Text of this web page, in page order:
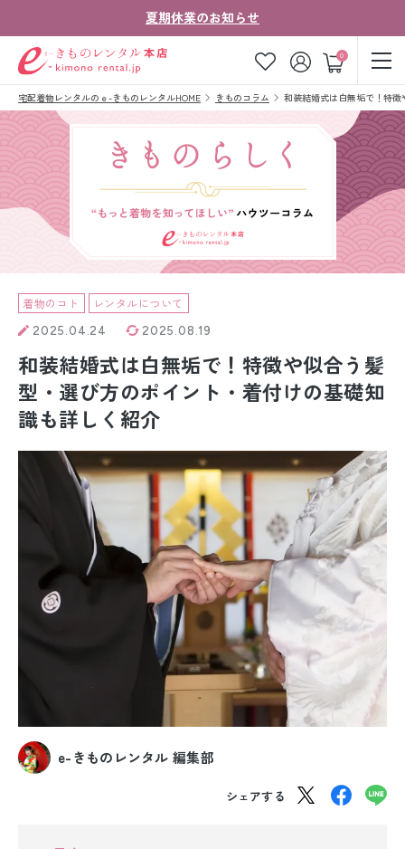
夏期休業のお知らせ
0
ゲスト
お気に入り ログイン カート
ご注文の流れ
よくあるご質問
きものコラム お客様の声
法人・グループの
着物の種類から探す
七五三レンタル
振袖レンタル
卒業式袴レンタル
産着レンタル
訪問着・付下げレンタル
ベビー着物レンタル
ベビー洋装レンタル
紋付袴レンタル
宅配着物レンタルのｅ-きものレンタルHOME きものコラム 和装結婚式は白無垢で！特
着物のコト レンタルについて
2025.04.24 2025.08.19
和装結婚式は白無垢で！特徴や似合う髪
型・選び方のポイント・着付けの基礎知
識も詳しく紹介
e-きものレンタル 編集部
シェアする